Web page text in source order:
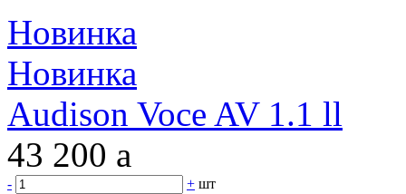
Новинка
Новинка
Audison Voce AV 1.1 ll
43 200 a
- + шт